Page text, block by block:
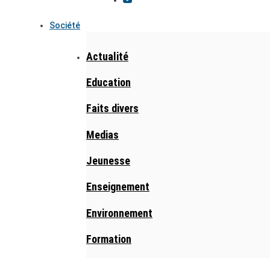
Société
Actualité
Education
Faits divers
Medias
Jeunesse
Enseignement
Environnement
Formation